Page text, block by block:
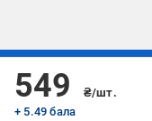
549
₴/шт.
+ 5.49 бала
Підписуйтесь, щоб